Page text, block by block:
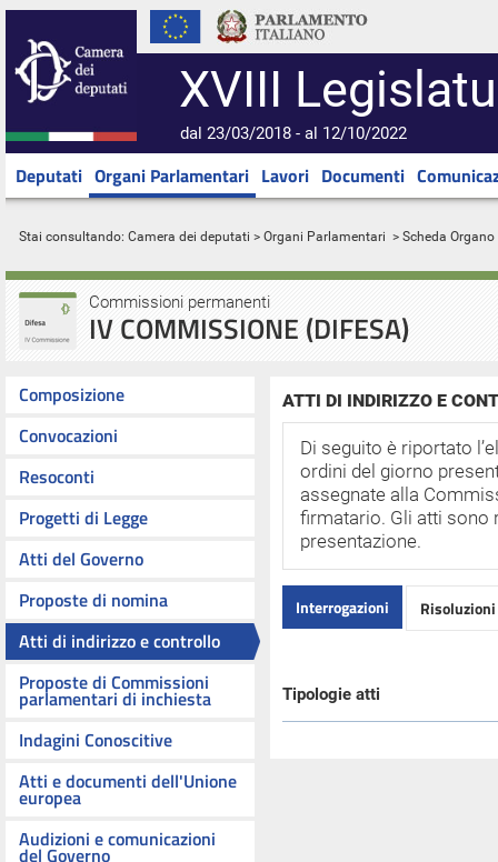
XVIII
dal 23/03/2018 - al 12/10/2022
Deputati Organi Parlamentari Lavori Documenti
Stai consultando: Camera dei deputati > Organi Parlamentari > Scheda Organo
Commissioni permanenti
IV COMMISSIONE (DIFESA)
Composizione
Convocazioni
Resoconti
Progetti di Legge
Atti del Governo
Proposte di nomina
Atti di indirizzo e controllo
Proposte di Commissioni
parlamentari di inchiesta
Indagini Conoscitive
Atti e documenti dell'Unione
europea
Audizioni e comunicazioni
del Governo
ATTI DI INDIRIZZO E
Di seguito è riportato
ordini del giorno
assegnate alla
firmatario. Gli atti sono
presentazione.
Interrogazioni
Tipologie atti